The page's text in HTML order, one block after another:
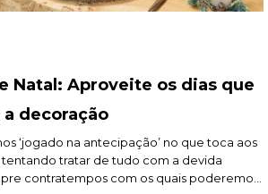
Natal: Aproveite os dias que
decoração
‘jogado na antecipação’ no que toca aos
tratar de tudo com a devida
contratempos com os quais poderemos